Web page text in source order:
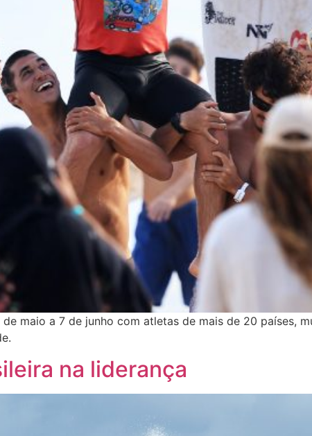
maio a 7 de junho com atletas de mais de 20 países,
na liderança